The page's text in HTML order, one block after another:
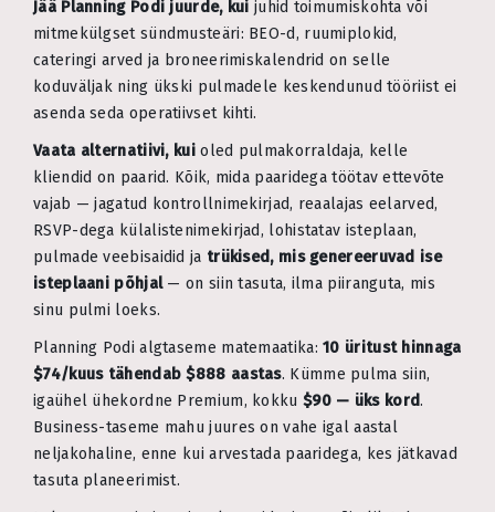
Jää Planning Podi juurde, kui juhid toimumiskohta või
mitmekülgset sündmusteäri: BEO-d, ruumiplokid,
cateringi arved ja broneerimiskalendrid on selle
koduväljak ning ükski pulmadele keskendunud tööriist ei
asenda seda operatiivset kihti.
Vaata alternatiivi, kuioled pulmakorraldaja, kelle
kliendid on paarid. Kõik, mida paaridega töötav ettevõte
vajab — jagatud kontrollnimekirjad, reaalajas eelarved,
RSVP-dega külalistenimekirjad, lohistatav isteplaan,
pulmade veebisaidid ja trükised, mis genereeruvad ise
isteplaani põhjal— on siin tasuta, ilma piiranguta, mis
sinu pulmi loeks.
Planning Podi algtaseme matemaatika:10 üritust hinnaga
$74/kuus tähendab $888 aastas. Kümme pulma siin,
igaühel ühekordne Premium, kokku $90 — üks kord.
Business-taseme mahu juures on vahe igal aastal
neljakohaline, enne kui arvestada paaridega, kes jätkavad
tasuta planeerimist.